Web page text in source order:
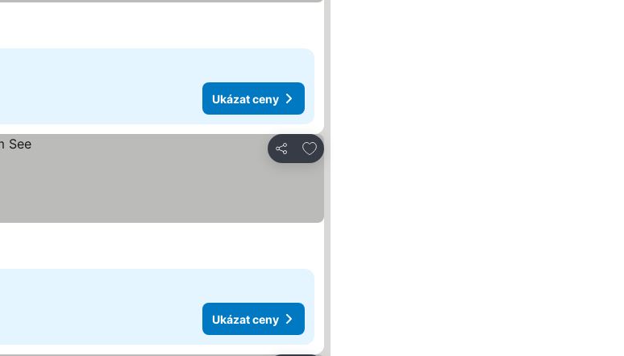
Ukázat ceny
Sdílet
Přidat na seznam oblíbených hotelů
Ukázat ceny